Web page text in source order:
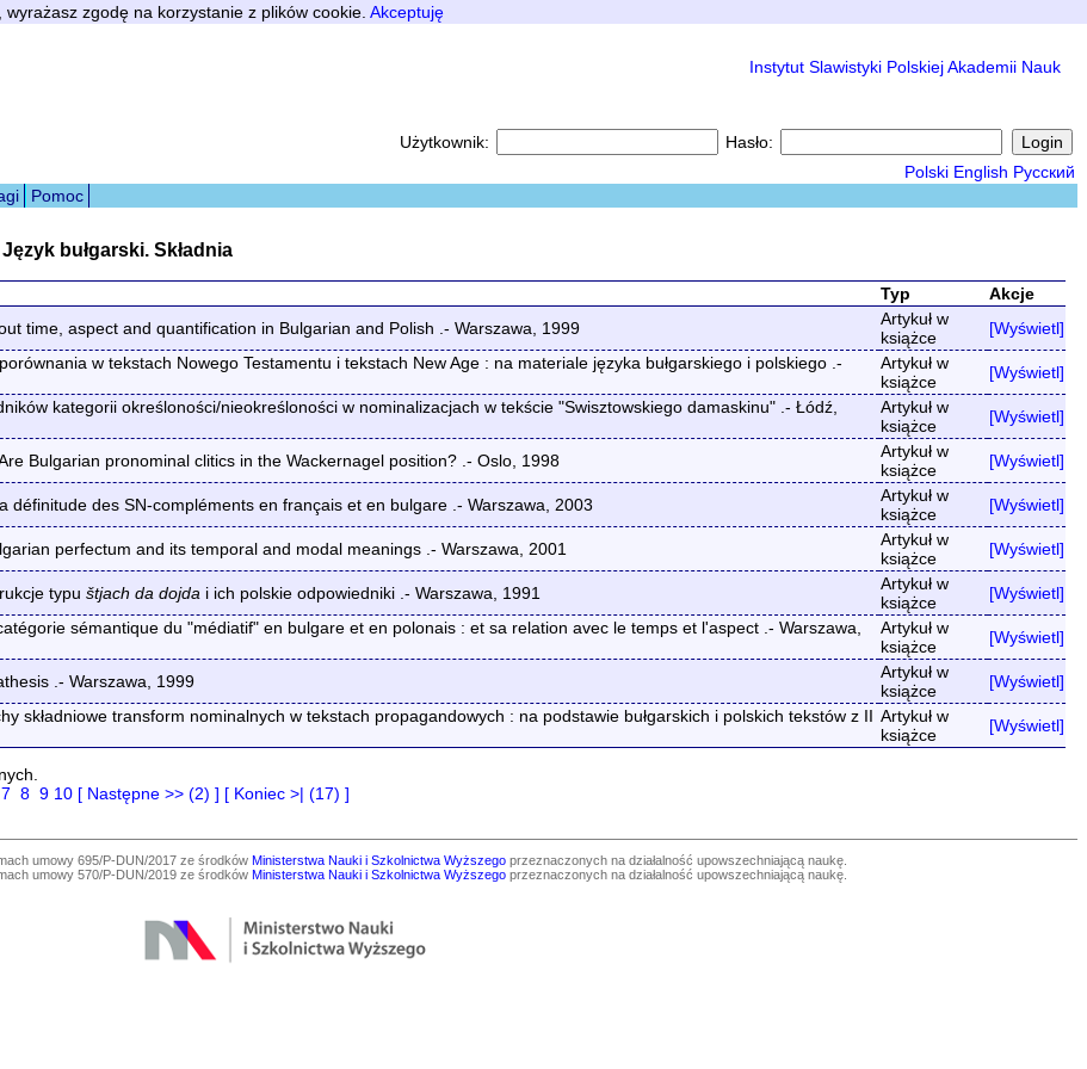
zgodę na korzystanie z plików cookie. Akceptuję
Instytut Slawistyki Polskiej Akademii Nauk
Użytkownik:
Hasło:
Polski English Русский
Pomoc
bułgarski. Składnia
Typ
Akcje
time, aspect and quantification in Bulgarian and Polish .- Warszawa, 1999
Artykuł w
książce
[Wyświetl]
w tekstach Nowego Testamentu i tekstach New Age : na materiale języka bułgarskiego i polskiego .-
Artykuł w
książce
[Wyświetl]
kategorii określoności/nieokreśloności w nominalizacjach w tekście "Swisztowskiego damaskinu" .- Łódź,
Artykuł w
książce
[Wyświetl]
Bulgarian pronominal clitics in the Wackernagel position? .- Oslo, 1998
Artykuł w
książce
[Wyświetl]
définitude des SN-compléments en français et en bulgare .- Warszawa, 2003
Artykuł w
książce
[Wyświetl]
perfectum and its temporal and modal meanings .- Warszawa, 2001
Artykuł w
książce
[Wyświetl]
typu štjach da dojda i ich polskie odpowiedniki .- Warszawa, 1991
Artykuł w
książce
[Wyświetl]
sémantique du "médiatif" en bulgare et en polonais : et sa relation avec le temps et l'aspect .- Warszawa,
Artykuł w
książce
[Wyświetl]
.- Warszawa, 1999
Artykuł w
książce
[Wyświetl]
składniowe transform nominalnych w tekstach propagandowych : na podstawie bułgarskich i polskich tekstów z II Artykuł w
książce
[Wyświetl]
7 8 9 10 [ Następne >> (2) ] [ Koniec >| (17) ]
umowy 695/P-DUN/2017 ze środków Ministerstwa Nauki i Szkolnictwa Wyższegoprzeznaczonych na działalność upowszechniającą naukę.
umowy 570/P-DUN/2019 ze środków Ministerstwa Nauki i Szkolnictwa Wyższegoprzeznaczonych na działalność upowszechniającą naukę.